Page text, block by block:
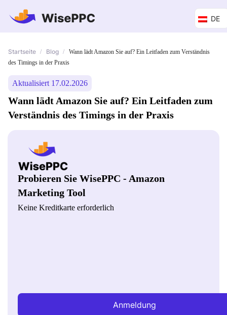
DE
Startseite / Blog /
Wann lädt Amazon Sie auf? Ein Leitfaden zum Verständnis
des Timings in der Praxis
Aktualisiert 17.02.2026
Wann lädt Amazon Sie auf? Ein Leitfaden zum
Verständnis des Timings in der Praxis
Probieren Sie WisePPC - Amazon
Marketing Tool
Keine Kreditkarte erforderlich
Anmeldung